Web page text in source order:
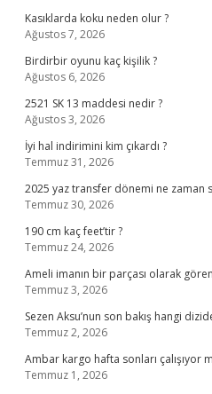
Kasıklarda koku neden olur ?
Ağustos 7, 2026
Birdirbir oyunu kaç kişilik ?
Ağustos 6, 2026
2521 SK 13 maddesi nedir ?
Ağustos 3, 2026
İyi hal indirimini kim çıkardı ?
Temmuz 31, 2026
2025 yaz transfer dönemi ne zaman
Temmuz 30, 2026
190 cm kaç feet’tir ?
Temmuz 24, 2026
Ameli imanın bir parçası olarak
Temmuz 3, 2026
Sezen Aksu’nun son bakış hangi
Temmuz 2, 2026
Ambar kargo hafta sonları çalışıyor
Temmuz 1, 2026